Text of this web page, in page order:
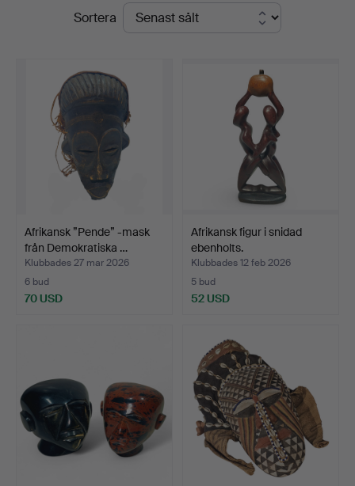
SlutpriserSortera
Afrikansk ”Pende” -mask
från Demokratiska …
Klubbades 27 mar 2026
6 bud
70 USD
Afrikansk figur i snidad
ebenholts.
Klubbades 12 feb 2026
5 bud
52 USD